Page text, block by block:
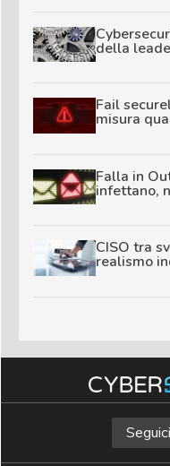
della
Fail
misura
Falla in
infettano,
CISO tra
realismo
Seguici